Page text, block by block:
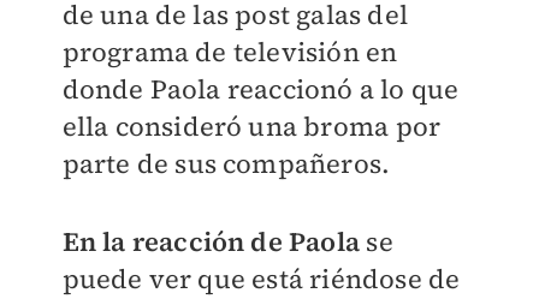
de una de las post galas del
programa de televisión en
donde Paola reaccionó a lo que
ella consideró una broma por
parte de sus compañeros.
En la reacción de Paola se
puede ver que está riéndose de